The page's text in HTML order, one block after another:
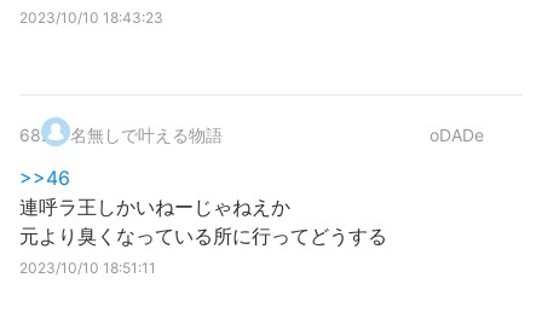
2023/10/10 18:43:23
68. 名無しで叶える物語 oDADe
>>46
連呼ラ王しかいねーじゃねえか
元より臭くなっている所に行ってどうする
2023/10/10 18:51:11